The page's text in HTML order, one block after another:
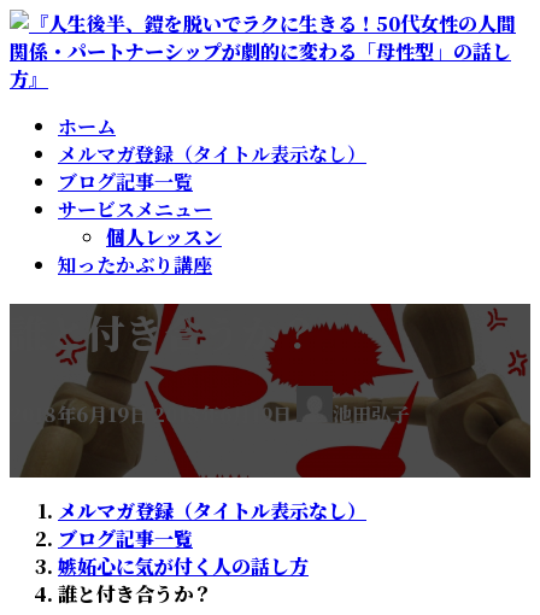
コ
ン
テ
ナ
ビ
ゲ
ホーム
メルマガ登録（タイトル表示なし）
ブログ記事一覧
サービスメニュー
個人レッスン
知ったかぶり講座
誰と付き合うか？
2018年6月19日
最
終
更
新
日
時
:
2018年6月19日 池田弘子
メルマガ登録（タイトル表示なし）
ブログ記事一覧
嫉妬心に気が付く人の話し方
誰と付き合うか？